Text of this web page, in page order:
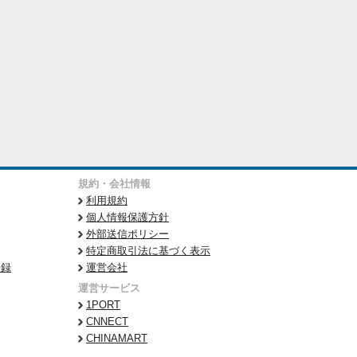
規約・会社情報
利用規約
個人情報保護方針
外部送信ポリシー
特定商取引法に基づく表示
運営会社
運営サービス
1PORT
CNNECT
CHINAMART